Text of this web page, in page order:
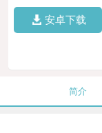
安卓下载
简介